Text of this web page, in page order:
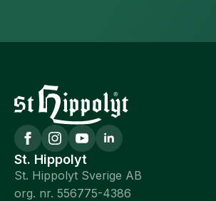
St. Hippolyt
St. Hippolyt Sverige AB
org. nr. 556775-4386